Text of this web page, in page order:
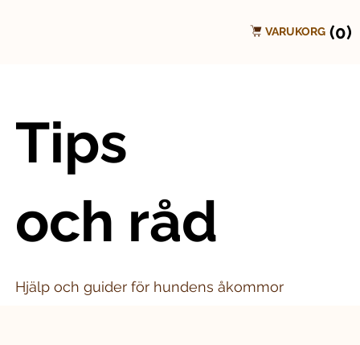
VARUKORG (0)
Tips
och råd
Hjälp och guider för hundens åkommor